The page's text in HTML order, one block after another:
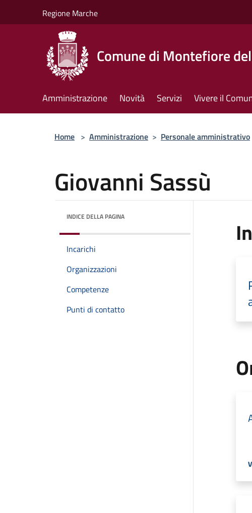
Regione Marche
Comune di Montefiore
Amministrazione Novità Servizi Vivere il
Home > Amministrazione > Personale amministrativo
Giovanni Sassù
INDICE DELLA PAGINA
Incarichi
Organizzazioni
Competenze
Punti di contatto